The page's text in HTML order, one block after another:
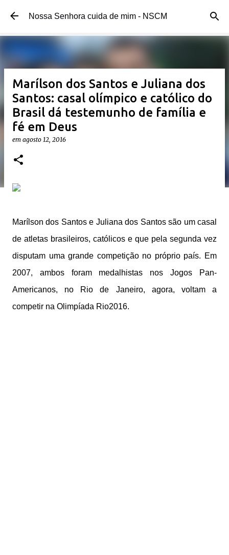
Pular para o conteúdo principal
Nossa Senhora cuida de mim - NSCM
Marílson dos Santos e Juliana dos
Santos: casal olímpico e católico do
Brasil dá testemunho de família e
fé em Deus
em agosto 12, 2016
Marílson dos Santos e Juliana dos Santos são um casal
de atletas brasileiros, católicos e que pela segunda vez
disputam uma grande competição no próprio país. Em
2007, ambos foram medalhistas nos Jogos Pan-
Americanos, no Rio de Janeiro, agora, voltam a
competir na Olimpíada Rio2016.